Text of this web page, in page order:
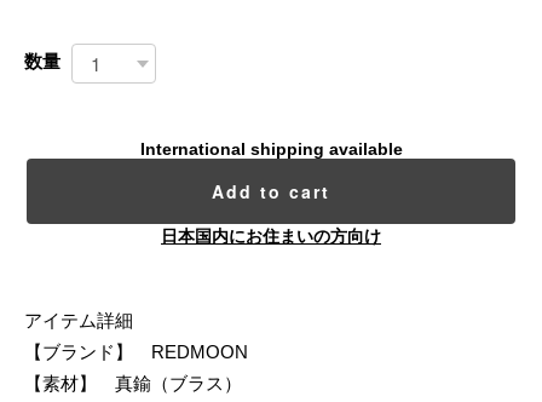
数量
International shipping available
Add to cart
日本国内にお住まいの方向け
アイテム詳細
【ブランド】 REDMOON
【素材】 真鍮（ブラス）